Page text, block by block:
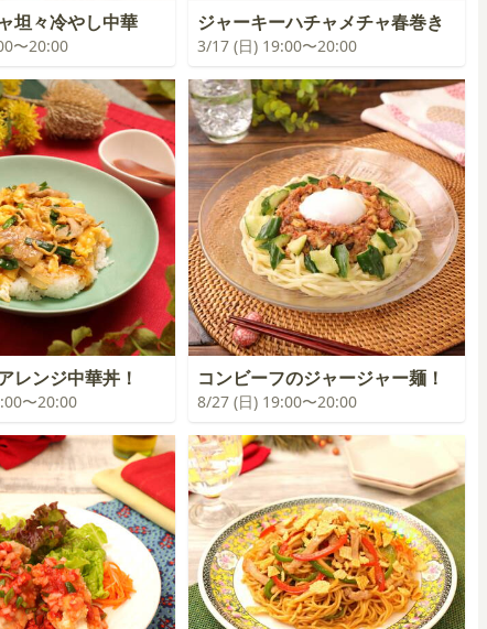
坦々冷やし中華
〜20:00
ジャーキーハチャメチャ春巻き
3/17 (日) 19:00〜20:00
レンジ中華丼！
〜20:00
コンビーフのジャージャー麺！
8/27 (日) 19:00〜20:00